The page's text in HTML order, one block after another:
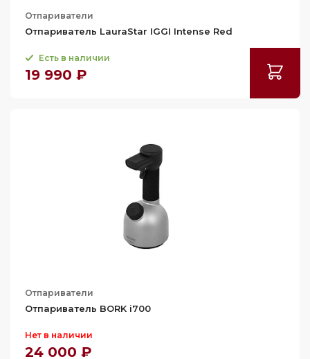
Отпариватели
Отпариватель LauraStar IGGI Intense Red
Есть в наличии
19 990 ₽
Отпариватели
Отпариватель BORK i700
Нет в наличии
24 000 ₽